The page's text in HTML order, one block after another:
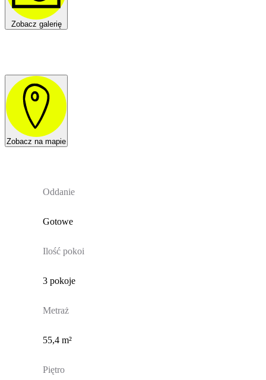
Zobacz galerię
Zobacz na mapie
Oddanie
Gotowe
Ilość pokoi
3 pokoje
Metraż
55,4 m²
Piętro